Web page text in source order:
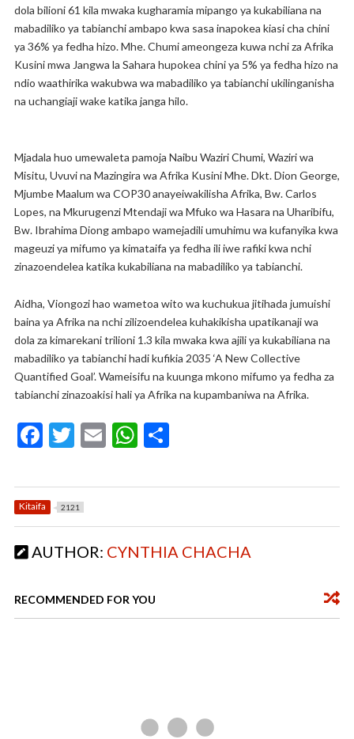
dola bilioni 61 kila mwaka kugharamia mipango ya kukabiliana na
mabadiliko ya tabianchi ambapo kwa sasa inapokea kiasi cha chini
ya 36% ya fedha hizo. Mhe. Chumi ameongeza kuwa nchi za Afrika
Kusini mwa Jangwa la Sahara hupokea chini ya 5% ya fedha hizo na
ndio waathirika wakubwa wa mabadiliko ya tabianchi ukilinganisha
na uchangiaji wake katika janga hilo.
Mjadala huo umewaleta pamoja Naibu Waziri Chumi, Waziri wa
Misitu, Uvuvi na Mazingira wa Afrika Kusini Mhe. Dkt. Dion George,
Mjumbe Maalum wa COP30 anayeiwakilisha Afrika, Bw. Carlos
Lopes, na Mkurugenzi Mtendaji wa Mfuko wa Hasara na Uharibifu,
Bw. Ibrahima Diong ambapo wamejadili umuhimu wa kufanyika kwa
mageuzi ya mifumo ya kimataifa ya fedha ili iwe rafiki kwa nchi
zinazoendelea katika kukabiliana na mabadiliko ya tabianchi.
Aidha, Viongozi hao wametoa wito wa kuchukua jitihada jumuishi
baina ya Afrika na nchi zilizoendelea kuhakikisha upatikanaji wa
dola za kimarekani trilioni 1.3 kila mwaka kwa ajili ya kukabiliana na
mabadiliko ya tabianchi hadi kufikia 2035 ‘A New Collective
Quantified Goal’. Wameisifu na kuunga mkono mifumo ya fedha za
tabianchi zinazoakisi hali ya Afrika na kupambaniwa na Afrika.
F
e
b
o
o
T
itt
er
E
ai
W
at
A
p
S
ar
Kitaifa 2121
AUTHOR: CYNTHIA CHACHA
RECOMMENDED FOR YOU